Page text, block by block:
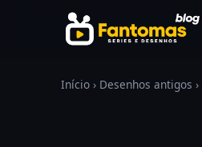
Pular para o conteúdo
Início › Desenhos antigos ›